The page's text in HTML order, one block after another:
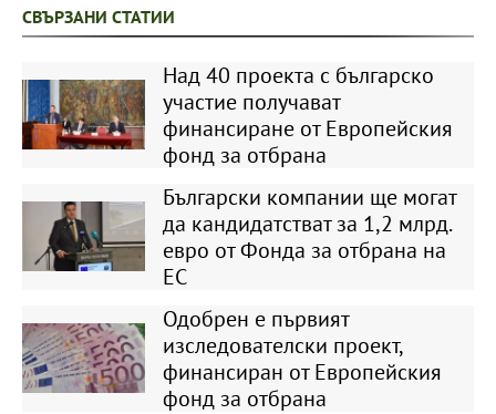
СВЪРЗАНИ СТАТИИ
Над 40 проекта с българско
участие получават
финансиране от Европейския
фонд за отбрана
Български компании ще могат
да кандидатстват за 1,2 млрд.
евро от Фонда за отбрана на
ЕС
Одобрен е първият
изследователски проект,
финансиран от Европейския
фонд за отбрана